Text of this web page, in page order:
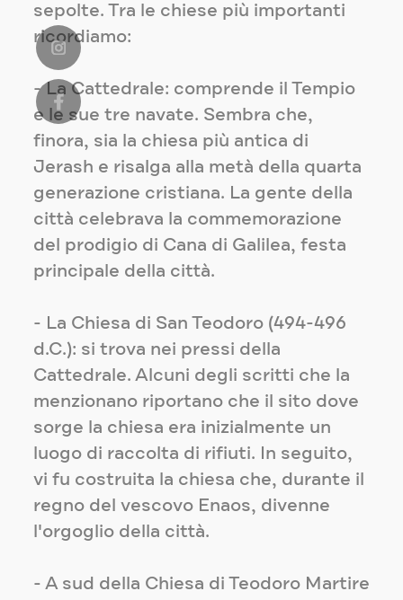
sepolte. Tra le chiese più importanti
ricordiamo:
- La Cattedrale: comprende il Tempio
e le sue tre navate. Sembra che,
finora, sia la chiesa più antica di
Jerash e risalga alla metà della quarta
generazione cristiana. La gente della
città celebrava la commemorazione
del prodigio di Cana di Galilea, festa
principale della città.
- La Chiesa di San Teodoro (494-496
d.C.): si trova nei pressi della
Cattedrale. Alcuni degli scritti che la
menzionano riportano che il sito dove
sorge la chiesa era inizialmente un
luogo di raccolta di rifiuti. In seguito,
vi fu costruita la chiesa che, durante il
regno del vescovo Enaos, divenne
l'orgoglio della città.
- A sud della Chiesa di Teodoro Martire